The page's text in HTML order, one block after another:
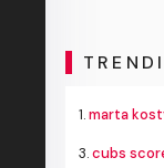
1.marta
3.cubs